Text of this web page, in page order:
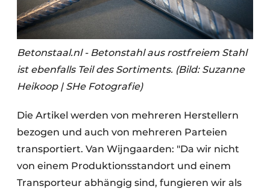
Betonstaal.nl - Betonstahl aus rostfreiem Stahl
ist ebenfalls Teil des Sortiments. (Bild: Suzanne
Heikoop | SHe Fotografie)
Die Artikel werden von mehreren Herstellern
bezogen und auch von mehreren Parteien
transportiert. Van Wijngaarden: "Da wir nicht
von einem Produktionsstandort und einem
Transporteur abhängig sind, fungieren wir als